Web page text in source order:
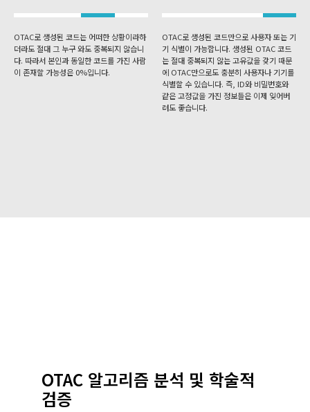
OTAC로 생성된 코드는 어떠한 상황이라하
더라도 절대 그 누구 와도 중복되지 않습니
다. 따라서 본인과 동일한 코드를 가진 사람
이 존재할 가능성은 0%입니다.
OTAC로 생성된 코드만으로 사용자 또는 기
기 식별이 가능합니다. 생성된 OTAC 코드
는 절대 중복되지 않는 고유값을 갖기 때문
에 OTAC만으로도 충분히 사용자나 기기를
식별할 수 있습니다. 즉, ID와 비밀번호와
같은 고정값을 가진 정보들은 이제 잊어버
려도 좋습니다.
OTAC 알고리즘 분석 및 학술적
검증